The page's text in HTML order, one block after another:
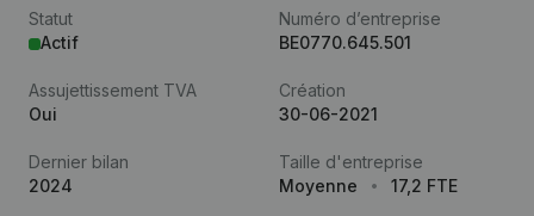
Statut
Actif
Numéro d’entreprise
BE0770.645.501
Assujettissement TVA
Oui
Création
30-06-2021
Dernier bilan
2024
Taille d'entreprise
Moyenne
17,2 FTE